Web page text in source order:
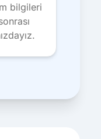
bilgileri